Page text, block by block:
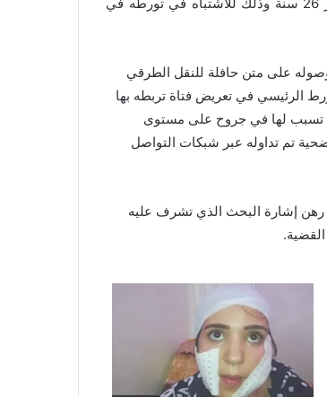
على متن حافلة للنقل الطرقي
الرئيسي في تعريض فتاة تربطه بها
الذي تسبب لها في جروح على مستوى
تم تداوله عبر شبكات التواصل
رهن إشارة البحث الذي تشرف عليه